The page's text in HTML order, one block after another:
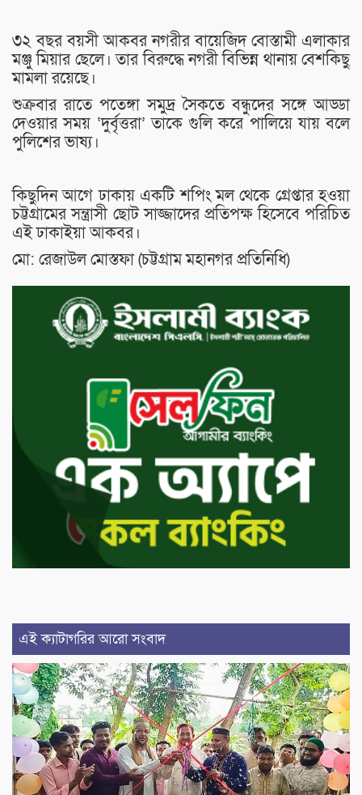
৩২ বছর বয়সী আকবর নগরীর বায়েজিদ বোস্তামী এলাকার
মঞ্জু মিয়ার ছেলে। তার বিরুদ্ধে নগরী বিভিন্ন থানায় বেশকিছু
মামলা রয়েছে।
শুক্রবার রাতে পতেঙ্গা সমুদ্র সৈকতে বন্ধুদের সঙ্গে আড্ডা
দেওয়ার সময় ‘দুর্বৃত্তরা’ তাকে গুলি করে পালিয়ে যায় বলে
পুলিশের ভাষ্য।
কিছুদিন আগে ঢাকায় একটি শপিং মল থেকে গ্রেপ্তার হওয়া
চট্টগ্রামের সন্ত্রাসী ছোট সাজ্জাদের প্রতিপক্ষ হিসেবে পরিচিত
এই ঢাকাইয়া আকবর।
মো: রেজাউল মোস্তফা (চট্টগ্রাম মহানগর প্রতিনিধি)
এই ক্যাটাগরির আরো সংবাদ